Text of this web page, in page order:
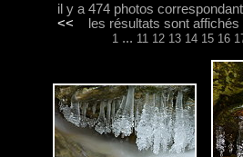
il y a 474 photos
<< les résultats sont
1 ... 11 12 13 14 15 16